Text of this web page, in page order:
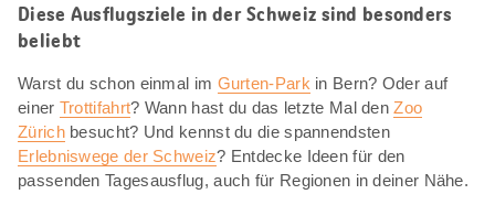
Diese Ausflugsziele in der Schweiz sind besonders
beliebt
Warst du schon einmal im Gurten-Park in Bern? Oder auf
einer Trottifahrt? Wann hast du das letzte Mal denZoo
Zürichbesucht? Und kennst du die spannendsten
Erlebniswege der Schweiz? Entdecke Ideen für den
passenden Tagesausflug, auch für Regionen in deiner Nähe.